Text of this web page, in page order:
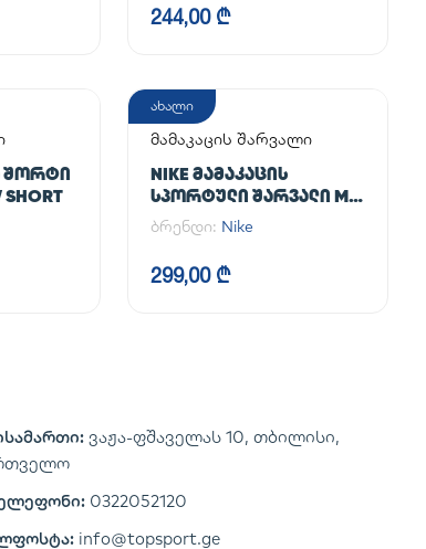
244,00 ₾
ᲨᲝᲠᲢᲘ
SHORT
ახალი
მამაკაცის შარვალი
NIKE ᲛᲐᲛᲐᲙᲐᲪᲘᲡ
ᲡᲞᲝᲠᲢᲣᲚᲘ ᲨᲐᲠᲕᲐᲚᲘ M
NK DF UNLIMITED PANT
TPR
ბრენდი: Nike
299,00 ₾
ვაჟა-ფშაველას 10, თბილისი,
0322052120
info@topsport.ge